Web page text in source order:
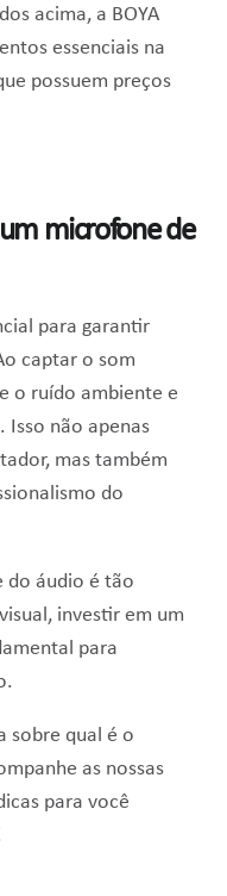
acima, a BOYA
essenciais na
possuem preços
microfone de
para garantir
captar o som
o ruído ambiente e
Isso não apenas
mas também
do
do áudio é tão
investir em um
para
sobre qual é o
as nossas
para você